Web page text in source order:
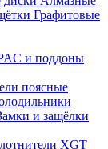
Графитовые
и поддоны
поясные
и защёлки